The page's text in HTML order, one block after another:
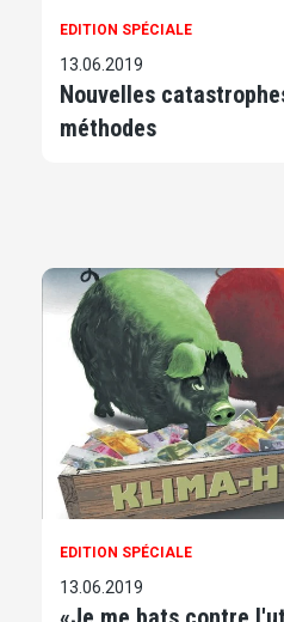
EDITION SPÉCIALE
13.06.2019
Nouvelles
méthodes
EDITION SPÉCIALE
13.06.2019